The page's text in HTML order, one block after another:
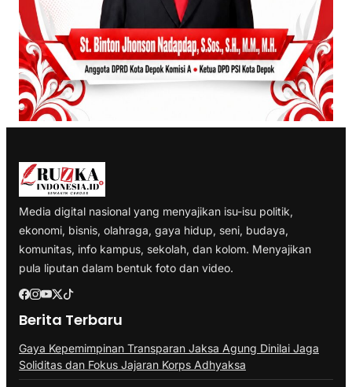
Media digital nasional yang menyajikan isu-isu politik,
ekonomi, bisnis, olahraga, gaya hidup, seni, budaya,
komunitas, info kampus, sekolah, dan kolom. Menyajikan
pula liputan dalam bentuk foto dan video.
Berita Terbaru
Gaya Kepemimpinan Transparan Jaksa Agung Dinilai Jaga
Soliditas dan Fokus Jajaran Korps Adhyaksa